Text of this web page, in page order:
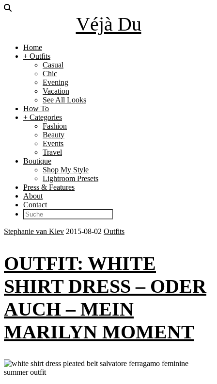
Véjà Du
Home
+ Outfits
Casual
Chic
Evening
Vacation
See All Looks
How To
+ Categories
Fashion
Beauty
Events
Travel
Boutique
Shop My Style
Lightroom Presets
Press & Features
About
Contact
Stephanie van Klev 2015-08-02 Outfits
OUTFIT: WHITE
SHIRT DRESS – ODER
AUCH – MEIN
MARILYN MOMENT